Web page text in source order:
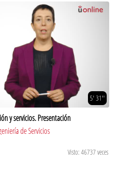
5' 31''
y servicios. Presentación
de Servicios
Visto: 46737 veces